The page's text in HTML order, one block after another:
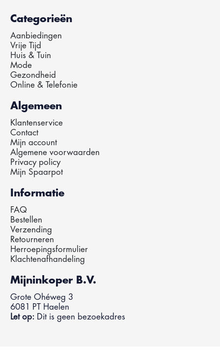
Categorieën
Aanbiedingen
Vrije Tijd
Huis & Tuin
Mode
Gezondheid
Online & Telefonie
Algemeen
Klantenservice
Contact
Mijn account
Algemene voorwaarden
Privacy policy
Mijn Spaarpot
Informatie
FAQ
Bestellen
Verzending
Retourneren
Herroepingsformulier
Klachtenafhandeling
Mijninkoper B.V.
Grote Ohéweg 3
6081 PT Haelen
Let op: Dit is geen bezoekadres